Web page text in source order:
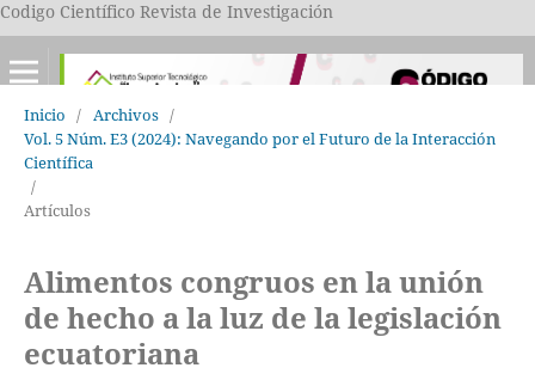
Codigo Científico Revista de Investigación
Inicio / Archivos /
Vol. 5 Núm. E3 (2024): Navegando por el Futuro de la Interacción
Científica
/
Artículos
Alimentos congruos en la unión
de hecho a la luz de la legislación
ecuatoriana